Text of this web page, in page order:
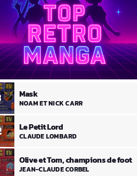
Olive et Tom, champions de foot
JEAN-CLAUDE CORBEL
Le Petit Lord
CLAUDE LOMBARD
Mask
NOAM ET NICK CARR